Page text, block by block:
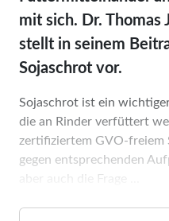
mit sich. Dr. Thomas
stellt in seinem
Sojaschrot vor.
Sojaschrot ist ein
die an Rinder verfüttert
zertifiziertem GVO-
gegen entsprechenden
aber auch die Frage ...